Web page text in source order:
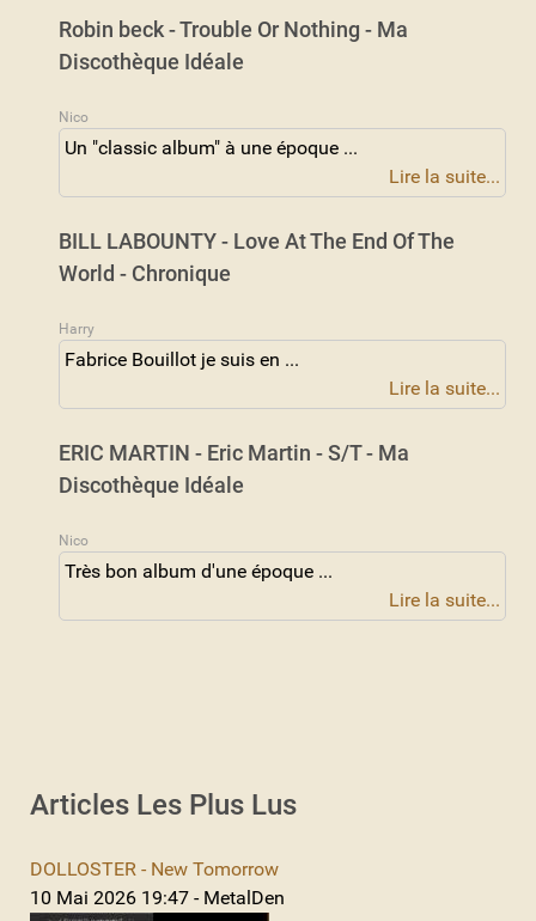
Robin beck - Trouble Or Nothing - Ma
Discothèque Idéale
Nico
Un "classic album" à une époque ...
Lire la suite...
BILL LABOUNTY - Love At The End Of The
World - Chronique
Harry
Fabrice Bouillot je suis en ...
Lire la suite...
ERIC MARTIN - Eric Martin - S/T - Ma
Discothèque Idéale
Nico
Très bon album d'une époque ...
Lire la suite...
Articles Les Plus Lus
DOLLOSTER - New Tomorrow
10 Mai 2026 19:47 - MetalDen